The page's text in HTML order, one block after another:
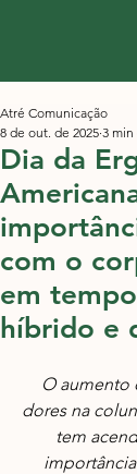
Dia da
com o
em
híbrido e
Atré Comunicação
8 de out. de 2025 3
O aumento
dores na
tem